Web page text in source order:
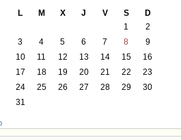
L M X J V S
D
1
2
3
4 5 6 7 8
9
10
11 12 13 14 15
16
17
18 19 20 21 22
23
24
25 26 27 28 29
30
31